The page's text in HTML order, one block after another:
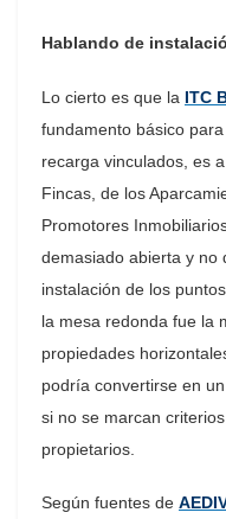
Hablando de
Lo cierto es que la ITC
fundamento básico
recarga vinculados, es
Fincas, de los
Promotores
demasiado abierta y no
instalación de los
la mesa redonda fue la
propiedades
podría convertirse en
si no se marcan
propietarios.
Según fuentes de